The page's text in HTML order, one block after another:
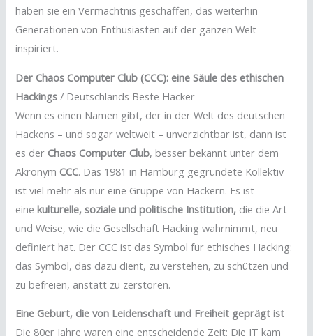
haben sie ein Vermächtnis geschaffen, das weiterhin
Generationen von Enthusiasten auf der ganzen Welt
inspiriert.
Der Chaos Computer Club (CCC): eine Säule des ethischen
Hackings / Deutschlands Beste Hacker
Wenn es einen Namen gibt, der in der Welt des deutschen
Hackens – und sogar weltweit – unverzichtbar ist, dann ist
es der Chaos Computer Club, besser bekannt unter dem
Akronym CCC. Das 1981 in Hamburg gegründete Kollektiv
ist viel mehr als nur eine Gruppe von Hackern. Es ist
einekulturelle, soziale und politische Institution, die die Art
und Weise, wie die Gesellschaft Hacking wahrnimmt, neu
definiert hat. Der CCC ist das Symbol für ethisches Hacking:
das Symbol, das dazu dient, zu verstehen, zu schützen und
zu befreien, anstatt zu zerstören.
Eine Geburt, die von Leidenschaft und Freiheit geprägt ist
Die 80er Jahre waren eine entscheidende Zeit: Die IT kam